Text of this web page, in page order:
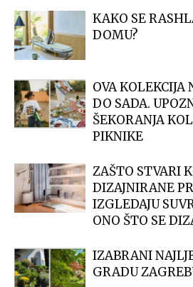
KAKO SE
DOMU?
OVA KOLEKCIJA
DO SADA.
ŠEKORANJA
PIKNIKE
ZAŠTO STVARI
DIZAJNIRANE
IZGLEDAJU
ONO ŠTO SE
IZABRANI
GRADU